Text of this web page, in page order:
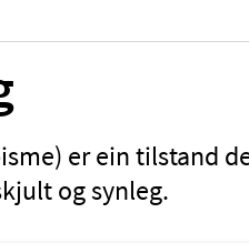
er ein tilstand
og synleg.